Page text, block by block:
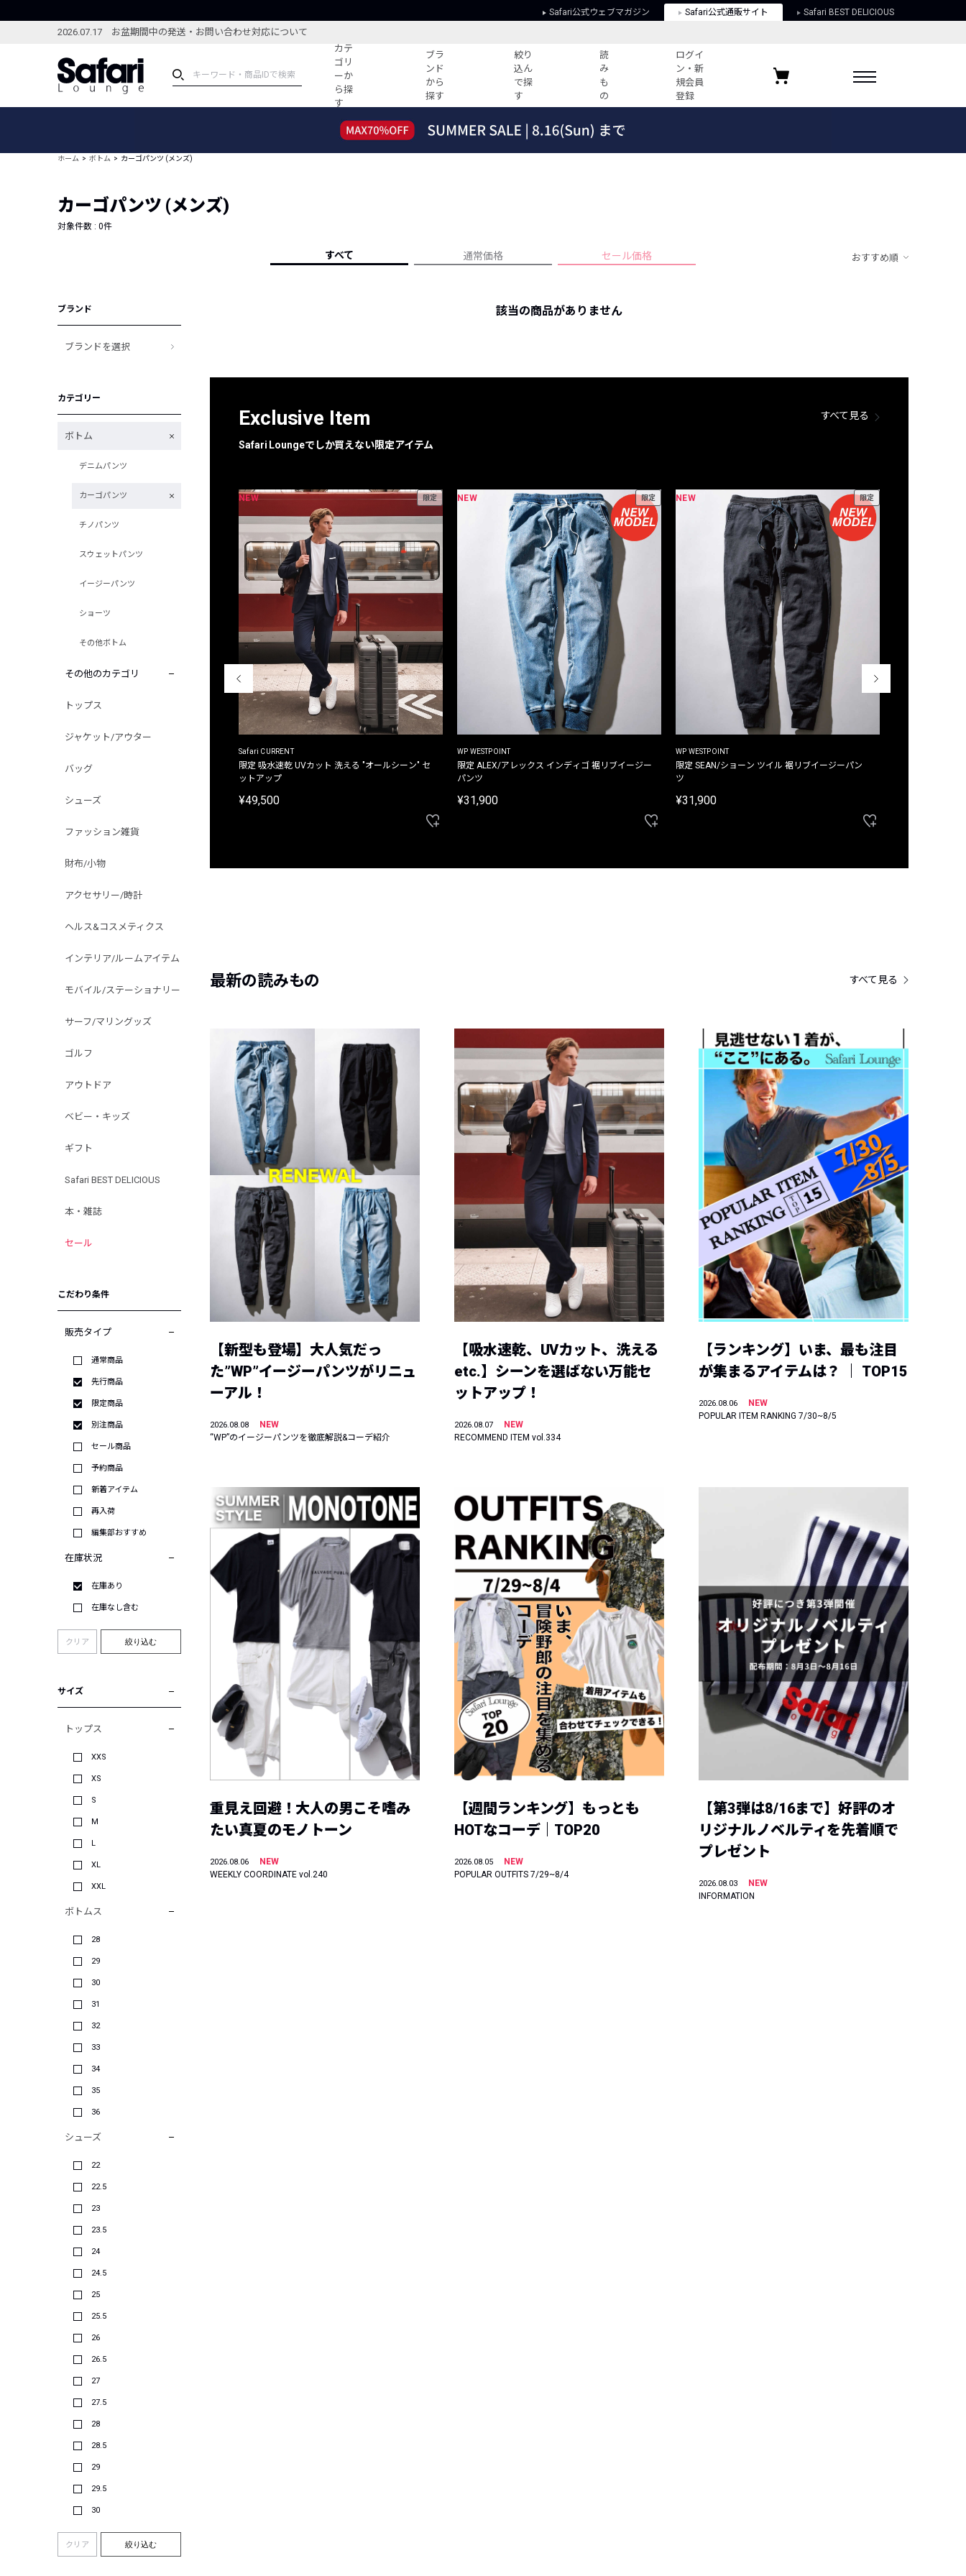
Safari公式ウェブマガジン Safari公式通販サイト Safari BEST DELICIOUS
2026.07.17 お盆期間中の発送・お問い合わせ対応について
カテ
ゴリ
ーか
ら探
す
ブラ
ンド
から
探す
絞り
込ん
で探
す
読
み
も
の
ログイ
ン・新
規会員
登録
ブランドから探す
新着アイテム
編集部のおすすめアイテム
すべての記事
人気記事ランキング
フォーカスブランド
プライバシーポリシー
お気に入りブランド
ホーム ボトム カーゴパンツ (メンズ)
カーゴパンツ (メンズ)
対象件数 : 0件
すべて 通常価格 セール価格 おすすめ順
ブランド
ブランドを選択
カテゴリー
ボトム
デニムパンツ
カーゴパンツ
チノパンツ
スウェットパンツ
イージーパンツ
ショーツ
その他ボトム
その他のカテゴリ
トップス
ジャケット/アウター
バッグ
シューズ
ファッション雑貨
財布/小物
アクセサリー/時計
ヘルス&コスメティクス
インテリア/ルームアイテム
モバイル/ステーショナリー
サーフ/マリングッズ
ゴルフ
アウトドア
ベビー・キッズ
ギフト
Safari BEST DELICIOUS
本・雑誌
セール
こだわり条件
販売タイプ
通常商品
先行商品
限定商品
別注商品
セール商品
予約商品
新着アイテム
再入荷
編集部おすすめ
在庫状況
在庫あり
在庫なし含む
クリア 絞り込む
サイズ
トップス
XXS
XS
S
M
L
XL
XXL
ボトムス
28
29
30
31
32
33
34
35
36
シューズ
22
22.5
23
23.5
24
24.5
25
25.5
26
26.5
27
27.5
28
28.5
29
29.5
30
クリア 絞り込む
該当の商品がありません
Exclusive Item
Safari Loungeでしか買えない限定アイテム
すべて見る
別注限定 フード付き チェックシャツジャケット
NEW 限定
Safari CURRENT
限定 吸水速乾 UVカット 洗える "オールシーン" セ
ットアップ
¥49,500
NEW 限定
WP WESTPOINT
限定 ALEX/アレックス インディゴ 裾リブイージー
パンツ
¥31,900
NEW 限定
WP WESTPOINT
限定 SEAN/ショーン ツイル 裾リブイージーパン
ツ
¥31,900
最新の読みもの すべて見る
【新型も登場】大人気だっ
た”WP”イージーパンツがリニュ
ーアル！
2026.08.08
NEW
“WP”のイージーパンツを徹底解説&コーデ紹介
【吸水速乾、UVカット、洗える
etc.】シーンを選ばない万能セ
ットアップ！
2026.08.07
NEW
RECOMMEND ITEM vol.334
【ランキング】いま、最も注目
が集まるアイテムは？ ｜ TOP15
2026.08.06
NEW
POPULAR ITEM RANKING 7/30~8/5
重見え回避！大人の男こそ嗜み
たい真夏のモノトーン
2026.08.06
NEW
WEEKLY COORDINATE vol.240
【週間ランキング】もっとも
HOTなコーデ｜TOP20
2026.08.05
NEW
POPULAR OUTFITS 7/29~8/4
【第3弾は8/16まで】好評のオ
リジナルノベルティを先着順で
プレゼント
2026.08.03
NEW
INFORMATION